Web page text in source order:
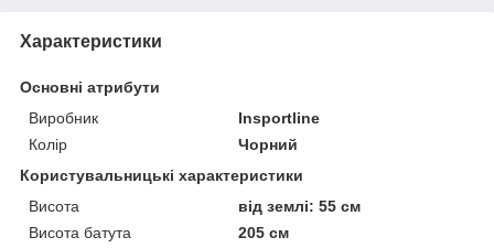
Характеристики
Основні атрибути
Виробник
Insportline
Колір
Чорний
Користувальницькі характеристики
Висота
від землі: 55 см
Висота батута
205 см